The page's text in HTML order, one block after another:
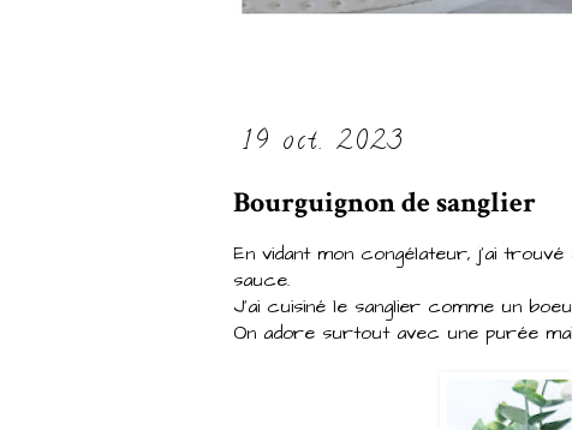
19 oct. 2023
Bourguignon de sanglier
En vidant mon congélateur, j'ai
sauce.
J'ai cuisiné le sanglier comme un
On adore surtout avec une purée